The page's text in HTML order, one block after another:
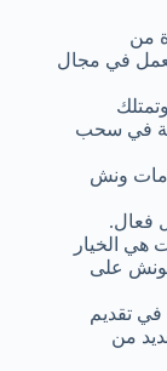
من
في مجال
في سحب
ونش
فعال.
هي الخيار
على
في تقديم
من